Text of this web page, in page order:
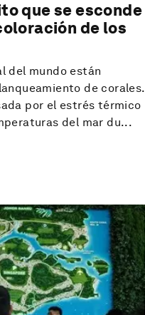
que se esconde
de los
del mundo están
de corales.
por el estrés térmico
del mar du...